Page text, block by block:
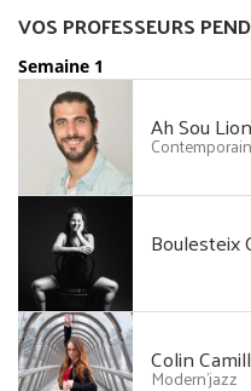
VOS PROFESSEURS
Semaine 1
Ah Sou
Contemporain
Boulesteix
Colin
Modern'jazz